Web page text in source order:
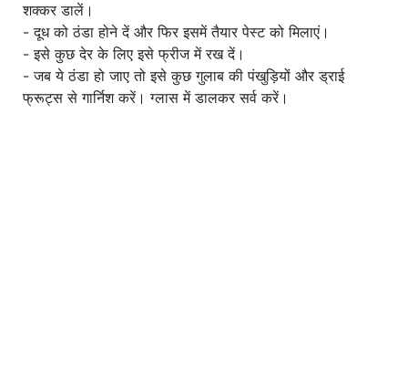
शक्कर डालें।
- दूध को ठंडा होने दें और फिर इसमें तैयार पेस्ट को मिलाएं।
- इसे कुछ देर के लिए इसे फ्रीज में रख दें।
- जब ये ठंडा हो जाए तो इसे कुछ गुलाब की पंखुड़ियों और ड्राई
फ्रूट्स से गार्निश करें। ग्लास में डालकर सर्व करें।